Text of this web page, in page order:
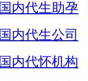
国内代生助孕
国内代生公司
国内代怀机构